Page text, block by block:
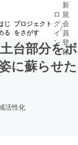
じ
る
プロジェクト
をさがす
が近いプ
ロ
グ
イ
ン
/
新
規
会
員
登
録
台部分をボ
に蘇らせた
活性化